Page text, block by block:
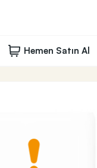
Hemen Satın Al